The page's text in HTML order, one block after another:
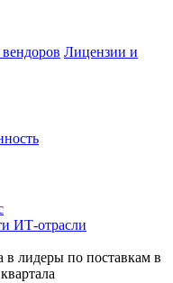
Лицензии и
ИТ-отрасли
в лидеры по поставкам в